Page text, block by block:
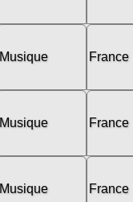
Musique France
Musique France
Musique France